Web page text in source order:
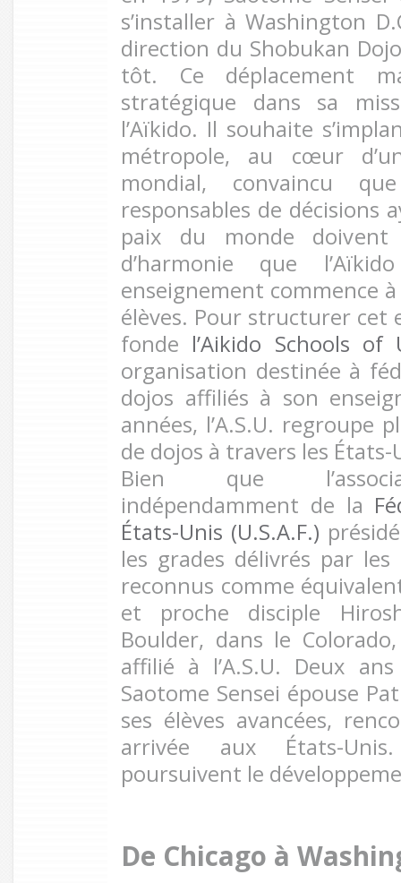
s’installer à Washington
direction du Shobukan
tôt. Ce déplacement
stratégique dans sa
l’Aïkido. Il souhaite
métropole, au cœur
mondial, convaincu
responsables de décisions
paix du monde doivent
d’harmonie que
enseignement commence
élèves. Pour structurer cet
fonde l’Aikido Schools of
organisation destinée à
dojos affiliés à son
années, l’A.S.U. regroupe
de dojos à travers les États-
Bien que
indépendamment de la
États-Unis (U.S.A.F.)
les grades délivrés par
reconnus comme
et proche disciple
Boulder, dans le
affilié à l’A.S.U. Deux
Saotome Sensei épouse
ses élèves avancées,
arrivée aux États-
poursuivent le
De Chicago à